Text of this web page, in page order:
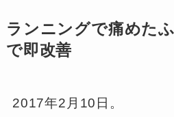
ランニングで痛めた
で即改善
2017年2月10日。